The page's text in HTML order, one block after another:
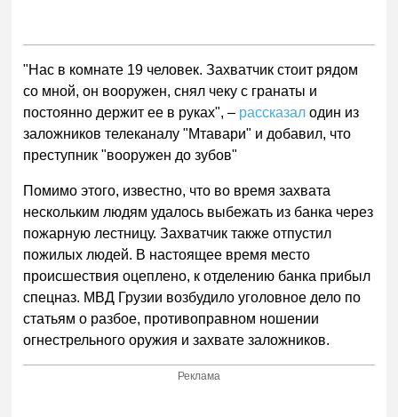
"Нас в комнате 19 человек. Захватчик стоит рядом
со мной, он вооружен, снял чеку с гранаты и
постоянно держит ее в руках", – рассказал один из
заложников телеканалу "Мтавари" и добавил, что
преступник "вооружен до зубов"
Помимо этого, известно, что во время захвата
нескольким людям удалось выбежать из банка через
пожарную лестницу. Захватчик также отпустил
пожилых людей. В настоящее время место
происшествия оцеплено, к отделению банка прибыл
спецназ. МВД Грузии возбудило уголовное дело по
статьям о разбое, противоправном ношении
огнестрельного оружия и захвате заложников.
Реклама